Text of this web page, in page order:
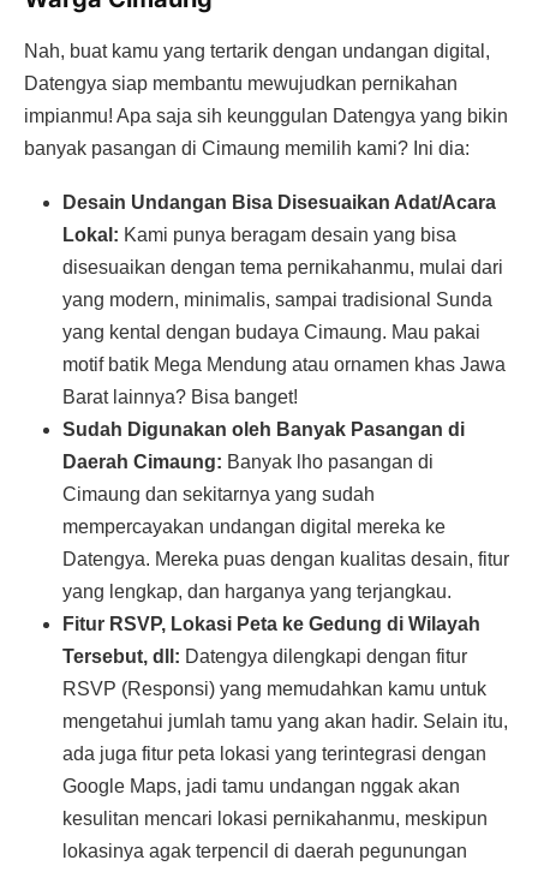
Nah, buat kamu yang tertarik dengan undangan digital,
Datengya siap membantu mewujudkan pernikahan
impianmu! Apa saja sih keunggulan Datengya yang bikin
banyak pasangan di Cimaung memilih kami? Ini dia:
Desain Undangan Bisa Disesuaikan Adat/Acara
Lokal: Kami punya beragam desain yang bisa
disesuaikan dengan tema pernikahanmu, mulai dari
yang modern, minimalis, sampai tradisional Sunda
yang kental dengan budaya Cimaung. Mau pakai
motif batik Mega Mendung atau ornamen khas Jawa
Barat lainnya? Bisa banget!
Sudah Digunakan oleh Banyak Pasangan di
Daerah Cimaung: Banyak lho pasangan di
Cimaung dan sekitarnya yang sudah
mempercayakan undangan digital mereka ke
Datengya. Mereka puas dengan kualitas desain, fitur
yang lengkap, dan harganya yang terjangkau.
Fitur RSVP, Lokasi Peta ke Gedung di Wilayah
Tersebut, dll: Datengya dilengkapi dengan fitur
RSVP (Responsi) yang memudahkan kamu untuk
mengetahui jumlah tamu yang akan hadir. Selain itu,
ada juga fitur peta lokasi yang terintegrasi dengan
Google Maps, jadi tamu undangan nggak akan
kesulitan mencari lokasi pernikahanmu, meskipun
lokasinya agak terpencil di daerah pegunungan